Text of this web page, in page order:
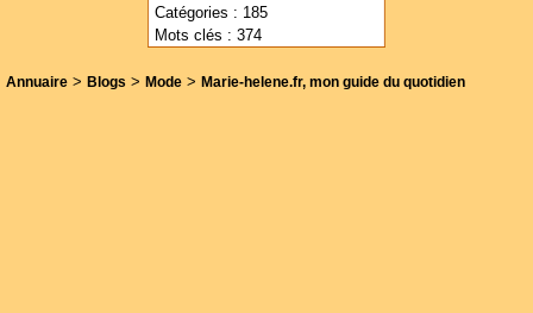
Catégories : 185
Mots clés : 374
Annuaire > Blogs > Mode > Marie-helene.fr, mon guide du quotidien